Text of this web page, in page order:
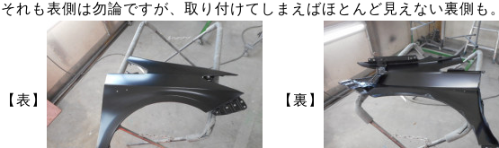
それも表側は勿論ですが、取り付けてしまえばほとんど見えない裏側も。
【表】 【裏】